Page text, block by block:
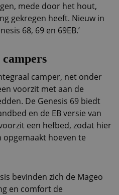
mede door het hout,
gekregen heeft. Nieuw in
68, 69 en 69EB.’
camper, net onder
voorzit met aan de
De Genesis 69 biedt
en de EB versie van
een hefbed, zodat hier
opgemaakt hoeven te
bevinden zich de Mageo
en comfort de